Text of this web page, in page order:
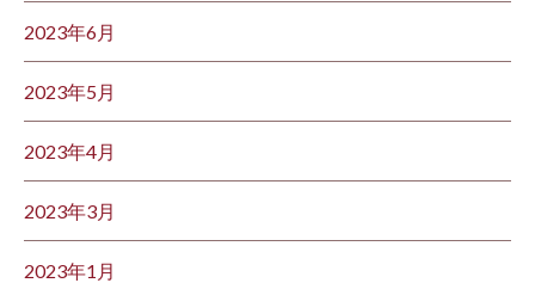
2023年6月
2023年5月
2023年4月
2023年3月
2023年1月